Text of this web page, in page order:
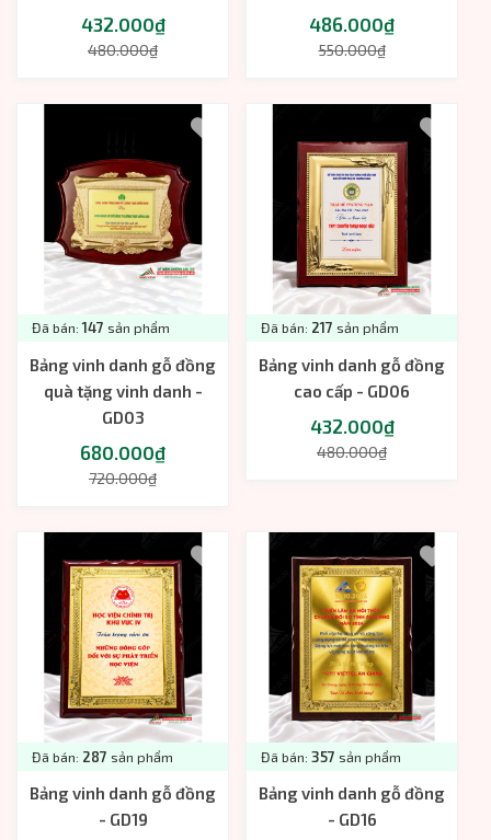
432.000₫
480.000₫
486.000₫
550.000₫
Đã bán:147 sản phẩm
Bảng vinh danh gỗ đồng
quà tặng vinh danh -
GD03
680.000₫
720.000₫
Đã bán: 217 sản phẩm
Bảng vinh danh gỗ đồng
cao cấp - GD06
432.000₫
480.000₫
Đã bán: 287 sản phẩm
Bảng vinh danh gỗ đồng
- GD19
Đã bán: 357 sản phẩm
Bảng vinh danh gỗ đồng
- GD16